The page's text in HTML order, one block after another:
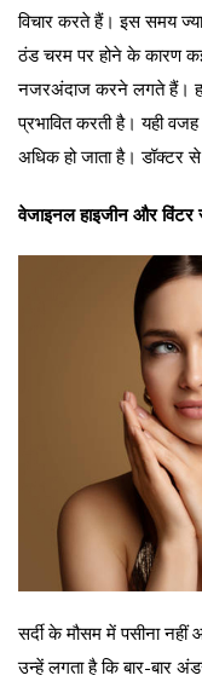
विचार करते हैं। इस समय
ठंड चरम पर होने के कारण कई
नजरअंदाज करने लगते हैं।
प्रभावित करती है। यही
अधिक हो जाता है।
वेजाइनल हाइजीन और विंटर
सर्दी के मौसम में पसीना
उन्हें लगता है कि बार-बार